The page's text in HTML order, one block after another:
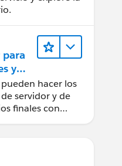
para
y
hacer los
servidor y de
finales con